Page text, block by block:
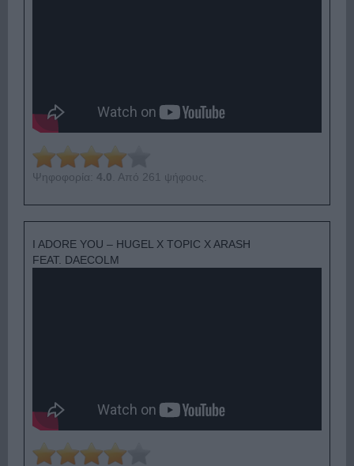
Ψηφοφορία: 4.0 . Από 261 ψήφους.
I ADORE YOU – HUGEL X TOPIC X ARASH
FEAT. DAECOLM